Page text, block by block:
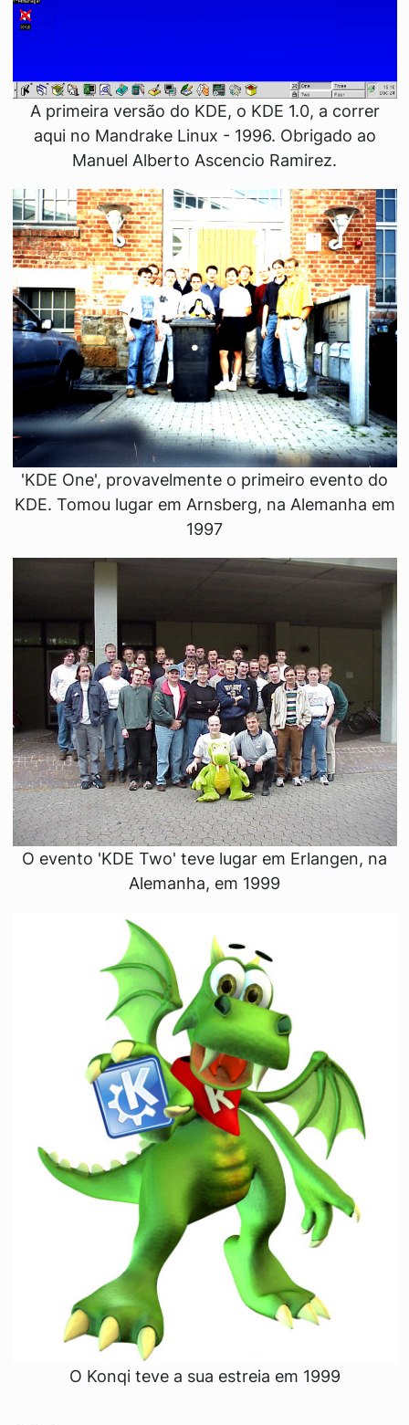
A primeira versão do KDE, o KDE 1.0, a correr
aqui no Mandrake Linux - 1996. Obrigado ao
Manuel Alberto Ascencio Ramirez.
'KDE One', provavelmente o primeiro evento do
KDE. Tomou lugar em Arnsberg, na Alemanha em
1997
O evento 'KDE Two' teve lugar em Erlangen, na
Alemanha, em 1999
O Konqi teve a sua estreia em 1999